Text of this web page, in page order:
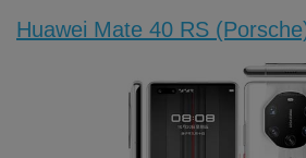
Huawei Mate 40 RS